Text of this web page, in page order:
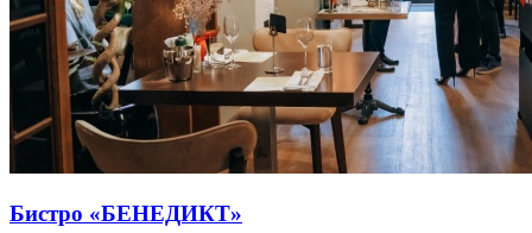
Бистро «БЕНЕДИКТ»